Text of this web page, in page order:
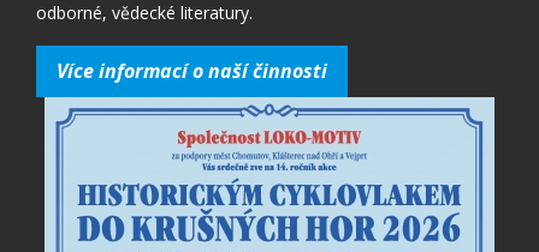
odborné, vědecké literatury.
Více informací o naší činnosti